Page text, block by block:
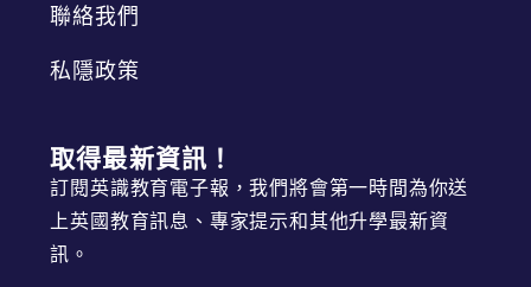
聯絡我們
私隱政策
取得最新資訊！
訂閱英識教育電子報，我們將會第一時間為你送
上英國教育訊息、專家提示和其他升學最新資
訊。